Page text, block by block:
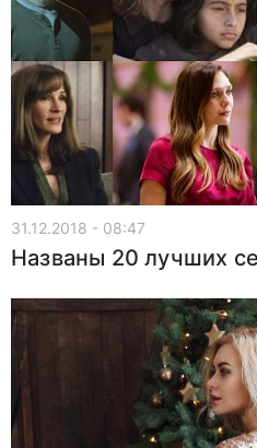
31.12.2018 - 08:47
Названы 20 лучших